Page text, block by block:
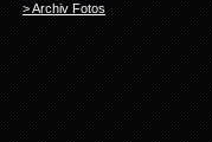
> Archiv Fotos